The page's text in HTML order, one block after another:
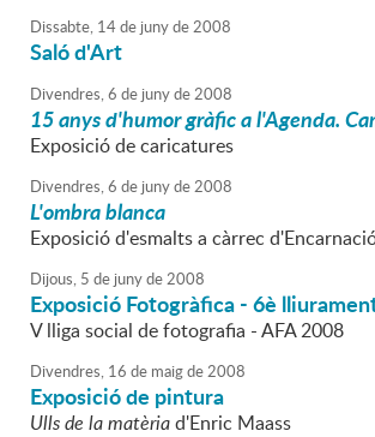
Dissabte, 14de junyde2008
Saló d'Art
Divendres,6 de junyde2008
15 anys d'humor gràfic a l'Agenda.
Exposició de caricatures
Divendres,6 de junyde2008
L'ombra blanca
Exposició d'esmalts a càrrec
Dijous, 5 de junyde2008
Exposició Fotogràfica - 6è
V lliga social de fotografia - AFA 2008
Divendres, 16 de maigde2008
Exposició de pintura
Ulls de la matèriad'Enric Maass